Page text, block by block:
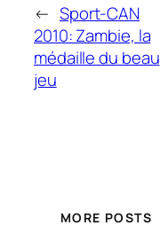
← Sport-CAN
2010: Zambie, la
médaille du beau
jeu
MORE POSTS